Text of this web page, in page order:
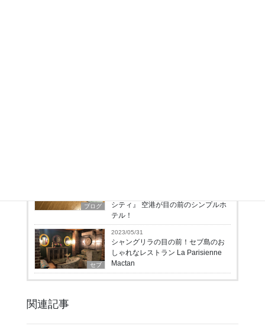
ブログ
シティ』 空港が目の前のシンプルホ
テル！
セブ
2023/05/31
シャングリラの目の前！セブ島のお
しゃれなレストラン La Parisienne
Mactan
関連記事